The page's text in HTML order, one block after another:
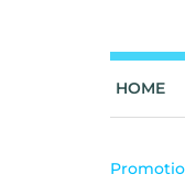
HOME